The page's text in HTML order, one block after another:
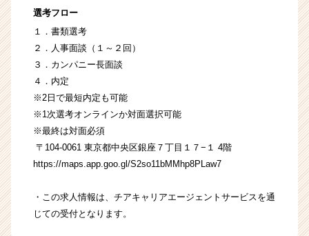
選考フロー
１．書類選考
２．人事面談（１～２回）
３．カンパニー長面談
４．内定
※2日で最短内定も可能
※1次選考オンラインか対面選択可能
※最終は対面必須
〒104-0061 東京都中央区銀座７丁目１７−１ 4階
https://maps.app.goo.gl/S2so11bMMhp8PLaw7
・この求人情報は、チアキャリアエージェントサービスを通
じての受付となります。